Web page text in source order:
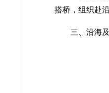
搭桥，组织赴
三、沿海